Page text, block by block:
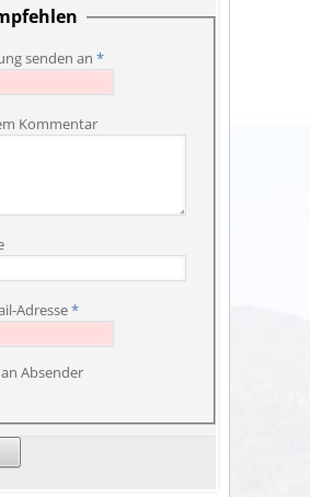
senden an *
Kommentar
Adresse*
Absender